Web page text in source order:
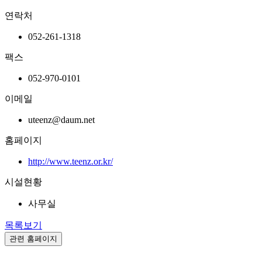
연락처
052-261-1318
팩스
052-970-0101
이메일
uteenz@daum.net
홈페이지
http://www.teenz.or.kr/
시설현황
사무실
목록보기
관련 홈페이지